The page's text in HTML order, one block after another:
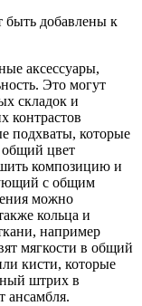
быть добавлены к
аксессуары,
Это могут
складок и
контрастов
подхваты, которые
общий цвет
композицию и
с общим
можно
кольца и
например
мягкости в общий
кисти, которые
штрих в
ансамбля.